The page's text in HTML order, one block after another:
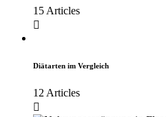
15 Articles
Diätarten im Vergleich
12 Articles